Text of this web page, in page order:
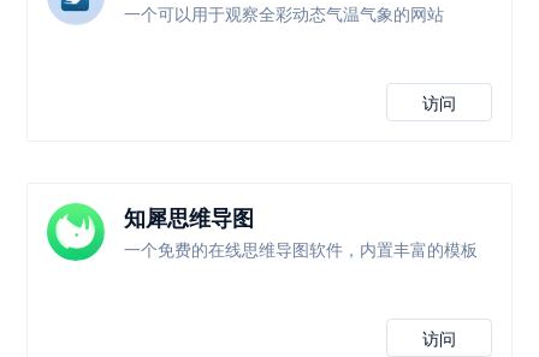
一个可以用于观察全彩动态气温气象的网站
访问
知犀思维导图
一个免费的在线思维导图软件，内置丰富的模板
访问